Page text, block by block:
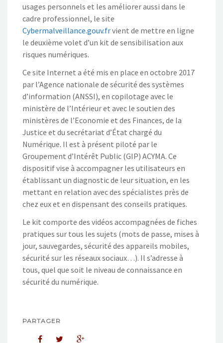
usages personnels et les améliorer aussi dans le
cadre professionnel, le site
Cybermalveillance.gouv.frvient de mettre en ligne
le deuxième volet d’un kit de sensibilisation aux
risques numériques.
Ce site Internet a été mis en place en octobre 2017
par l’Agence nationale de sécurité des systèmes
d’information (ANSSI), en copilotage avec le
ministère de l’Intérieur et avec le soutien des
ministères de l’Economie et des Finances, de la
Justice et du secrétariat d’État chargé du
Numérique. Il est à présent piloté par le
Groupement d’Intérêt Public (GIP) ACYMA. Ce
dispositif vise à accompagner les utilisateurs en
établissant un diagnostic de leur situation, en les
mettant en relation avec des spécialistes près de
chez eux et en dispensant des conseils pratiques.
Le kit comporte des vidéos accompagnées de fiches
pratiques sur tous les sujets (mots de passe, mises à
jour, sauvegardes, sécurité des appareils mobiles,
sécurité sur les réseaux sociaux…). Il s’adresse à
tous, quel que soit le niveau de connaissance en
sécurité du numérique.
PARTAGER